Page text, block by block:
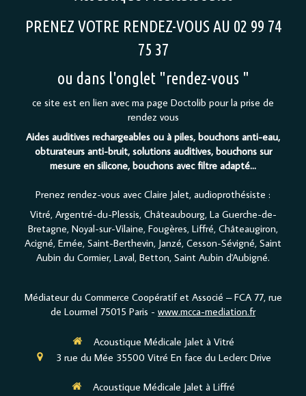
PRENEZ VOTRE RENDEZ-VOUS AU 02 99 74
75 37
ou dans l'onglet "rendez-vous "
ce site est en lien avec ma page Doctolib pour la prise de
rendez vous
Aides auditives rechargeables ou à piles, bouchons anti-eau,
obturateurs anti-bruit, solutions auditives, bouchons sur
mesure en silicone, bouchons avec filtre adapté...
Prenez rendez-vous avec Claire Jalet, audioprothésiste :
Vitré, Argentré-du-Plessis, Châteaubourg, La Guerche-de-
Bretagne, Noyal-sur-Vilaine, Fougères, Liffré, Châteaugiron,
Acigné, Ernée, Saint-Berthevin, Janzé, Cesson-Sévigné, Saint
Aubin du Cormier, Laval, Betton, Saint Aubin d'Aubigné.
Médiateur du Commerce Coopératif et Associé – FCA 77, rue
de Lourmel 75015 Paris - www.mcca-mediation.fr
Acoustique Médicale Jalet à Vitré
3 rue du Mée 35500 Vitré En face du Leclerc Drive
Acoustique Médicale Jalet à Liffré